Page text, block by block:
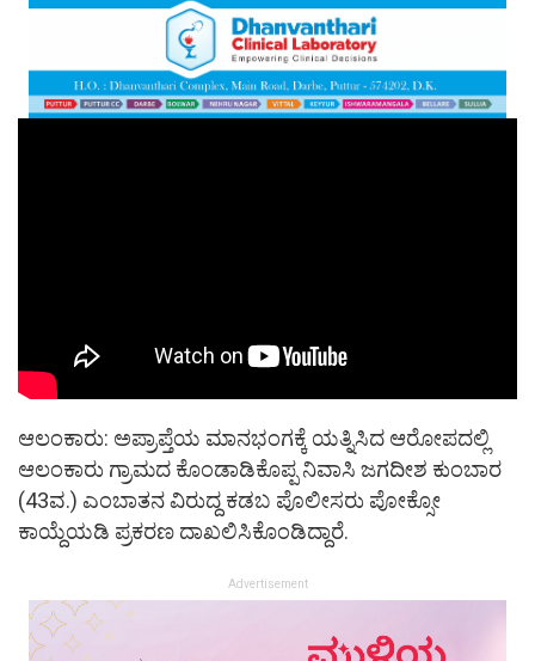
ಆಲಂಕಾರು: ಅಪ್ರಾಪ್ತೆಯ ಮಾನಭಂಗಕ್ಕೆ ಯತ್ನಿಸಿದ ಆರೋಪದಲ್ಲಿ
ಆಲಂಕಾರು ಗ್ರಾಮದ ಕೊಂಡಾಡಿಕೊಪ್ಪ ನಿವಾಸಿ ಜಗದೀಶ ಕುಂಬಾರ
(43ವ.) ಎಂಬಾತನ ವಿರುದ್ದ ಕಡಬ ಪೊಲೀಸರು ಪೋಕ್ಸೋ
ಕಾಯ್ದೆಯಡಿ ಪ್ರಕರಣ ದಾಖಲಿಸಿಕೊಂಡಿದ್ದಾರೆ.
Advertisement